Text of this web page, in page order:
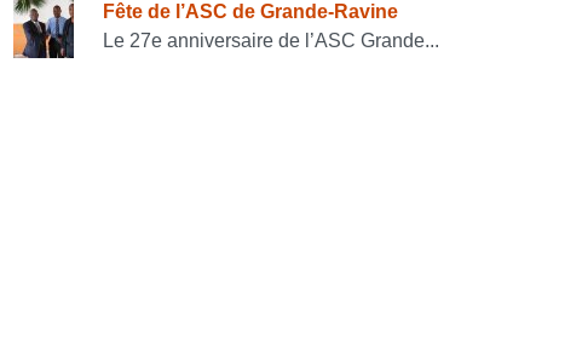
Fête de l’ASC de Grande-Ravine
Le 27e anniversaire de l’ASC Grande...